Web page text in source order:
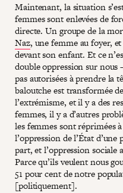
Maintenant, la situation
femmes sont enlevées de
directe. Un groupe de la
Naz, une femme au foyer,
devant son enfant. Et ce
double oppression sur
pas autorisées à prendre la
baloutche est transformée
l’extrémisme, et il y a des
femmes, il y a d’autres
les femmes sont réprimées
l’oppression de l’État
part, et l’oppression sociale
Parce qu’ils veulent nous
51 pour cent de notre
[politiquement].